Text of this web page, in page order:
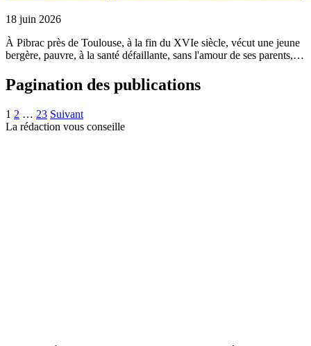
18 juin 2026
À Pibrac près de Toulouse, à la fin du XVIe siècle, vécut une jeune
bergère, pauvre, à la santé défaillante, sans l'amour de ses parents,…
Pagination des publications
1 2 … 23 Suivant
La rédaction vous conseille